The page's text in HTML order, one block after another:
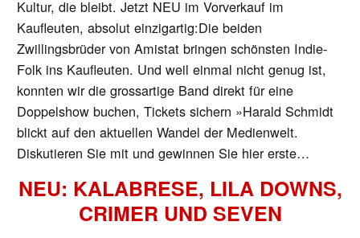
Kultur, die bleibt. Jetzt NEU im Vorverkauf im
Kaufleuten, absolut einzigartig:Die beiden
Zwillingsbrüder von Amistat bringen schönsten Indie-
Folk ins Kaufleuten. Und weil einmal nicht genug ist,
konnten wir die grossartige Band direkt für eine
Doppelshow buchen, Tickets sichern »Harald Schmidt
blickt auf den aktuellen Wandel der Medienwelt.
Diskutieren Sie mit und gewinnen Sie hier erste…
NEU: KALABRESE, LILA DOWNS,
CRIMER UND SEVEN